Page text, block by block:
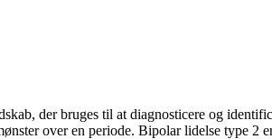
der bruges til at diagnosticere og
over en periode. Bipolar lidelse type